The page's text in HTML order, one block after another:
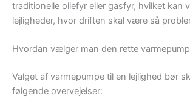
traditionelle oliefyr eller gasfyr, hvilket kan
lejligheder, hvor driften skal være så
Hvordan vælger man den rette
Valget af varmepumpe til en lejlighed bør
følgende overvejelser: